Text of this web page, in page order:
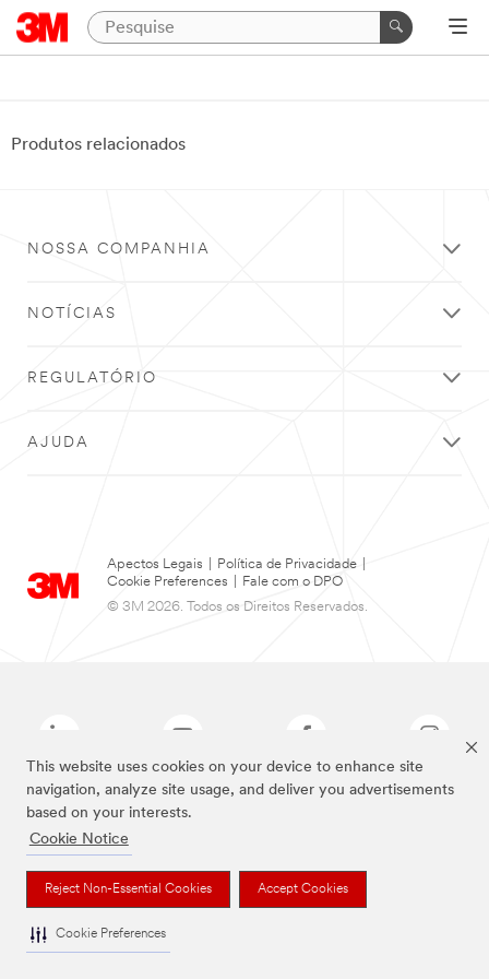
This website uses cookies on your device to enhance site
navigation, analyze site usage, and deliver you advertisements
based on your interests.
Cookie Notice
Reject Non-Essential Cookies Accept Cookies
Cookie Preferences
Produtos relacionados
NOSSA COMPANHIA
NOTÍCIAS
REGULATÓRIO
AJUDA
Apectos Legais Política de Privacidade
Cookie Preferences
Fale com o DPO
© 3M 2026. Todos os Direitos Reservados.
As marcas listadas a cima são marcas comerciais da 3M.